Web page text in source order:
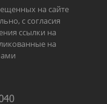
на сайте
с согласия
ссылки на
на